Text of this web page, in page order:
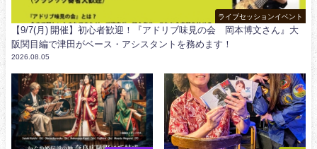
ライブセッションイベント
【9/7(月) 開催】初心者歓迎！『アドリブ味見の会 岡本博文さん』大
阪関目編で津田がベース・アシスタントを務めます！
2026.08.05